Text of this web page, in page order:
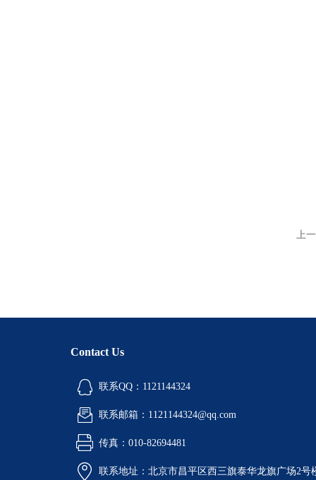
上
Contact Us
联系QQ：1121144324
联系邮箱：1121144324@qq.com
传真：010-82694481
联系地址：北京市昌平区西三旗泰华龙旗广场2号